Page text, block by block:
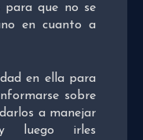
para que no se
en cuanto a
en ella para
sobre
a manejar
luego irles